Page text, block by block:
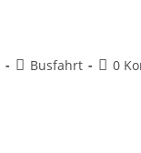
Busfahrt 0